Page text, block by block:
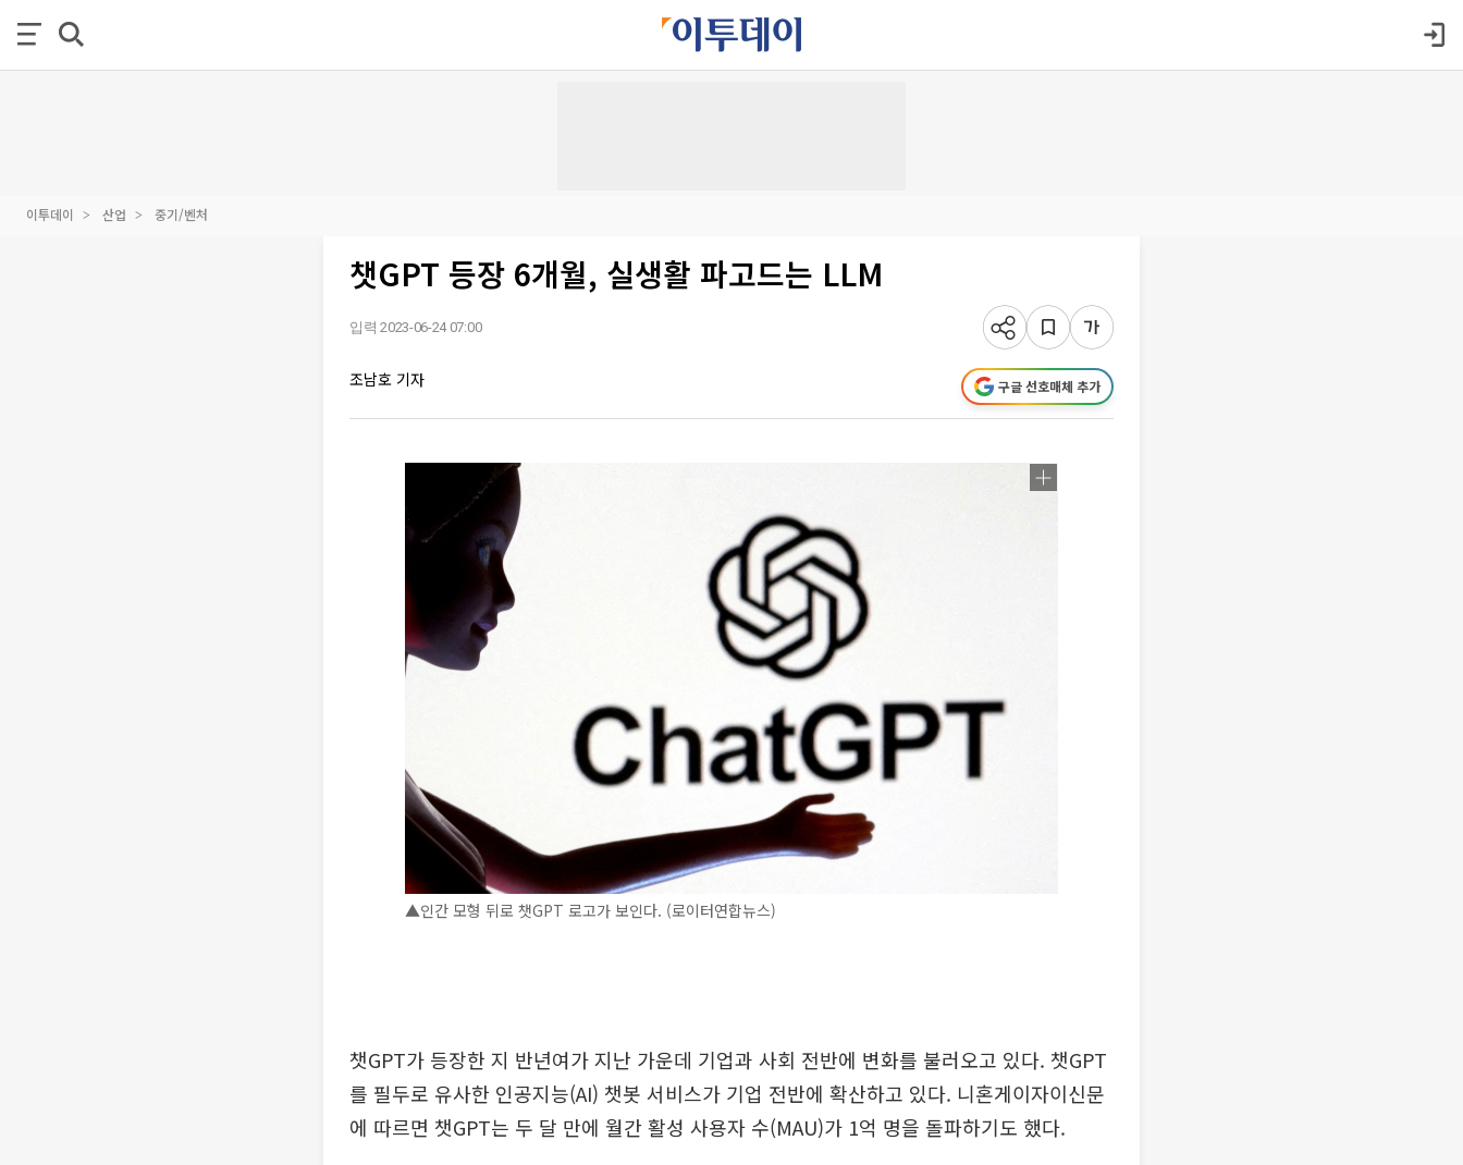
이투데이 산업 중기/벤처
챗GPT 등장 6개월, 실생활 파고드는 LLM
입력 2023-06-24 07:00
조남호 기자 구글 선호매체 추가
▲인간 모형 뒤로 챗GPT 로고가 보인다. (로이터연합뉴스)
챗GPT가 등장한 지 반년여가 지난 가운데 기업과 사회 전반에 변화를 불러오고 있다. 챗GPT
를 필두로 유사한 인공지능(AI) 챗봇 서비스가 기업 전반에 확산하고 있다. 니혼게이자이신문
에 따르면 챗GPT는 두 달 만에 월간 활성 사용자 수(MAU)가 1억 명을 돌파하기도 했다.